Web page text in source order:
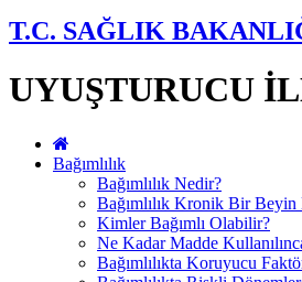
T.C. SAĞLIK
UYUŞTURUCU
Bağımlılık
Bağımlılık Nedir?
Bağımlılık Kronik Bir Beyin
Kimler Bağımlı Olabilir?
Ne Kadar Madde
Bağımlılıkta Koruyucu